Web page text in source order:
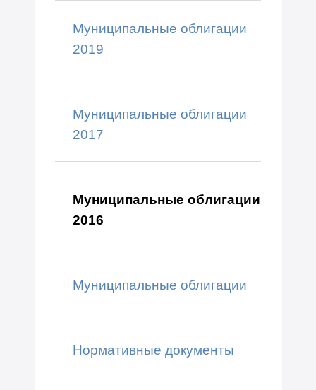
Муниципальные облигации
2019
Муниципальные облигации
2017
Муниципальные облигации
2016
Муниципальные облигации
Нормативные документы